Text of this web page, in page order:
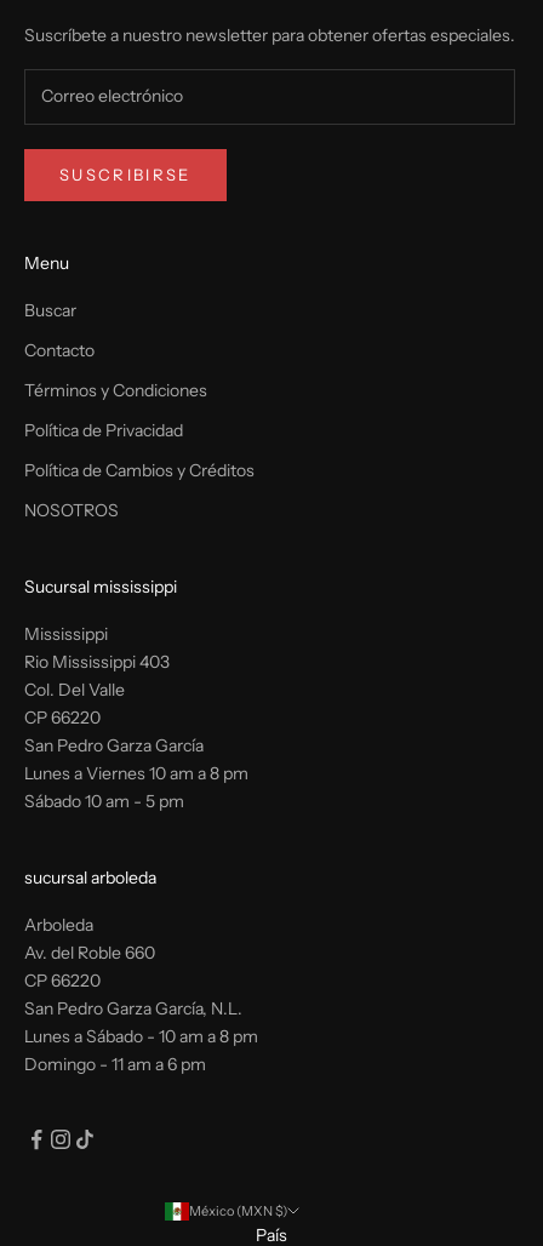
Suscríbete a nuestro newsletter para obtener ofertas especiales.
SUSCRIBIRSE
Menu
Buscar
Contacto
Términos y Condiciones
Política de Privacidad
Política de Cambios y Créditos
NOSOTROS
Sucursal mississippi
Mississippi
Rio Mississippi 403
Col. Del Valle
CP 66220
San Pedro Garza García
Lunes a Viernes 10 am a 8 pm
Sábado 10 am - 5 pm
sucursal arboleda
Arboleda
Av. del Roble 660
CP 66220
San Pedro Garza García, N.L.
Lunes a Sábado - 10 am a 8 pm
Domingo - 11 am a 6 pm
México (MXN $)
País